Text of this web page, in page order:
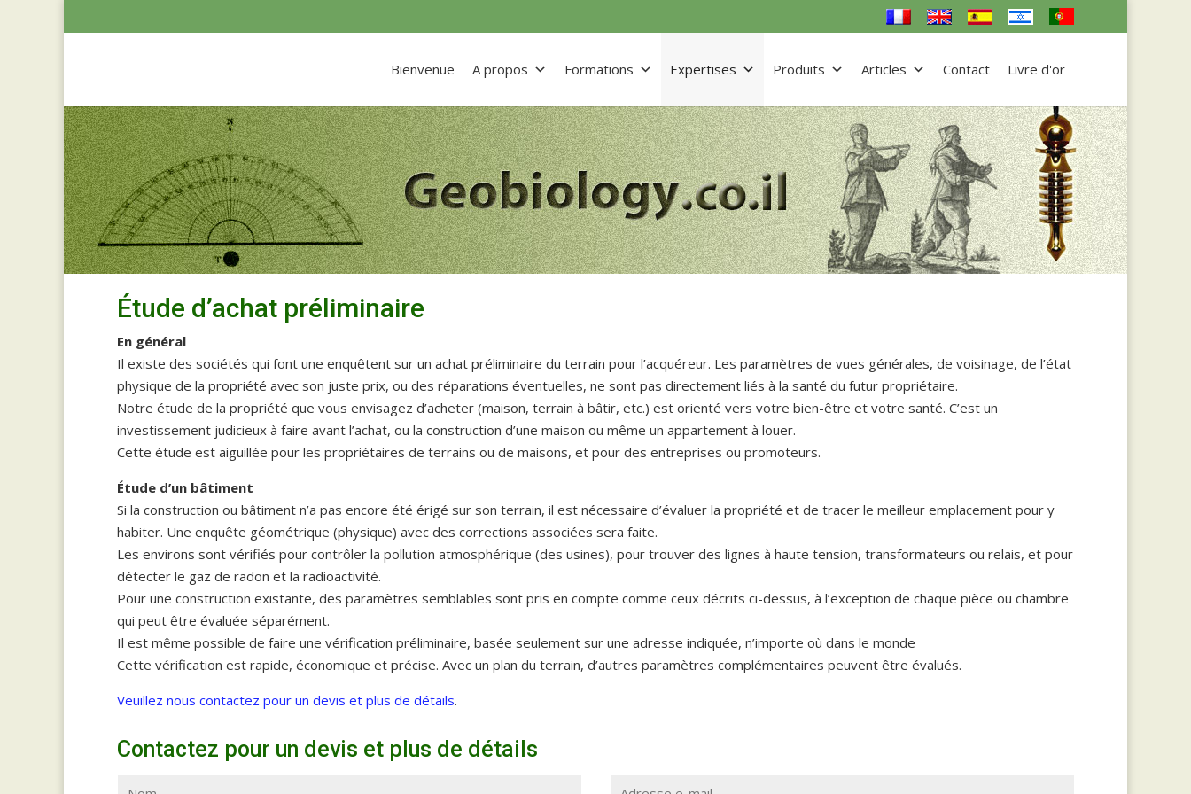
Bienvenue A propos Formations Expertises Produits Articles Contact Livre d'or
Étude d’achat préliminaire
En général
Il existe des sociétés qui font une enquêtent sur un achat préliminaire du terrain pour l’acquéreur. Les paramètres de vues générales, de voisinage, de l’état
physique de la propriété avec son juste prix, ou des réparations éventuelles, ne sont pas directement liés à la santé du futur propriétaire.
Notre étude de la propriété que vous envisagez d’acheter (maison, terrain à bâtir, etc.) est orienté vers votre bien-être et votre santé. C’est un
investissement judicieux à faire avant l’achat, ou la construction d’une maison ou même un appartement à louer.
Cette étude est aiguillée pour les propriétaires de terrains ou de maisons, et pour des entreprises ou promoteurs.
Étude d’un bâtiment
Si la construction ou bâtiment n’a pas encore été érigé sur son terrain, il est nécessaire d’évaluer la propriété et de tracer le meilleur emplacement pour y
habiter. Une enquête géométrique (physique) avec des corrections associées sera faite.
Les environs sont vérifiés pour contrôler la pollution atmosphérique (des usines), pour trouver des lignes à haute tension, transformateurs ou relais, et pour
détecter le gaz de radon et la radioactivité.
Pour une construction existante, des paramètres semblables sont pris en compte comme ceux décrits ci-dessus, à l’exception de chaque pièce ou chambre
qui peut être évaluée séparément.
Il est même possible de faire une vérification préliminaire, basée seulement sur une adresse indiquée, n’importe où dans le monde
Cette vérification est rapide, économique et précise. Avec un plan du terrain, d’autres paramètres complémentaires peuvent être évalués.
Veuillez nous contactez pour un devis et plus de détails.
Contactez pour un devis et plus de détails